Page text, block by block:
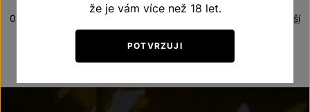
Nejnovější
0 produktů
že je vám více než 18 let.
POTVRZUJI